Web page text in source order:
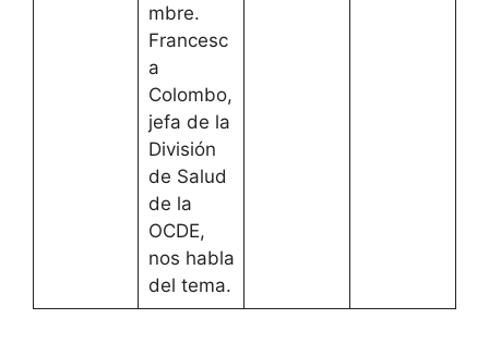
mbre.
Francesc
a
Colombo,
jefa de la
División
de Salud
de la
OCDE,
nos habla
del tema.